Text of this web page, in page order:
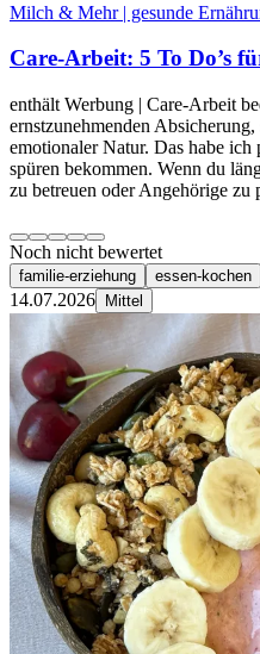
Milch & Mehr | gesunde
Care-Arbeit: 5 To Do’s
enthält Werbung | Care-Arbeit
ernstzunehmenden
emotionaler Natur. Das habe ich
spüren bekommen. Wenn du
zu betreuen oder Angehörige zu
Noch nicht bewertet
familie-erziehung essen-kochen
14.07.2026 Mittel